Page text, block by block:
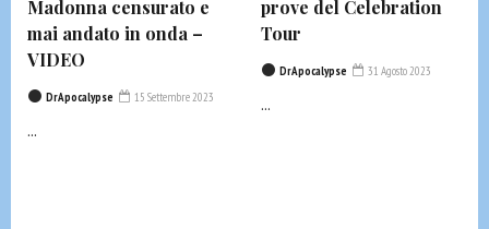
Madonna censurato e
mai andato in onda –
VIDEO
DrApocalypse 15 Settembre 2023
...
prove del Celebration
Tour
DrApocalypse 31 Agosto 2023
...